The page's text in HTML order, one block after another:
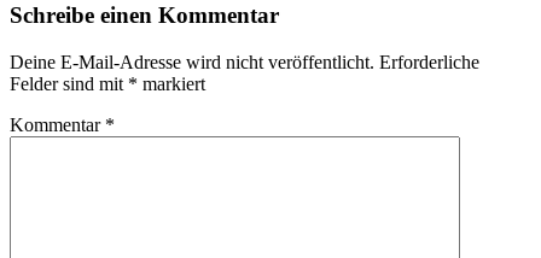
Schreibe einen Kommentar
Deine E-Mail-Adresse wird nicht veröffentlicht. Erforderliche
Felder sind mit * markiert
Kommentar *